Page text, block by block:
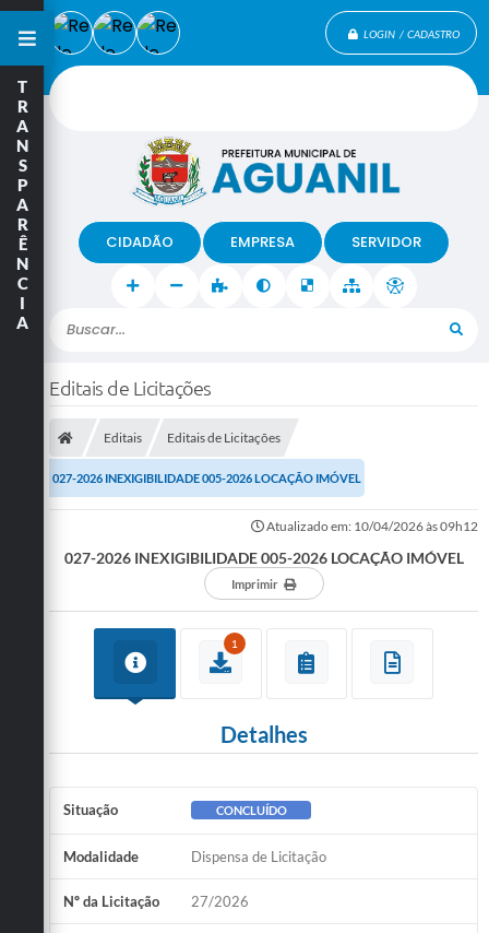
LOGIN / CADASTRO
Buscar...
CIDADÃO EMPRESA SERVIDOR
T
R
A
N
S
P
A
R
Ê
N
C
I
A
Editais de Licitações
Editais Editais de Licitações
027-2026 INEXIGIBILIDADE 005-2026 LOCAÇÃO IMÓVEL
Atualizado em: 10/04/2026 às 09h12
027-2026 INEXIGIBILIDADE 005-2026 LOCAÇÃO IMÓVEL
Imprimir
1
Detalhes
Situação CONCLUÍDO
Modalidade Dispensa de Licitação
Nº da Licitação 27/2026